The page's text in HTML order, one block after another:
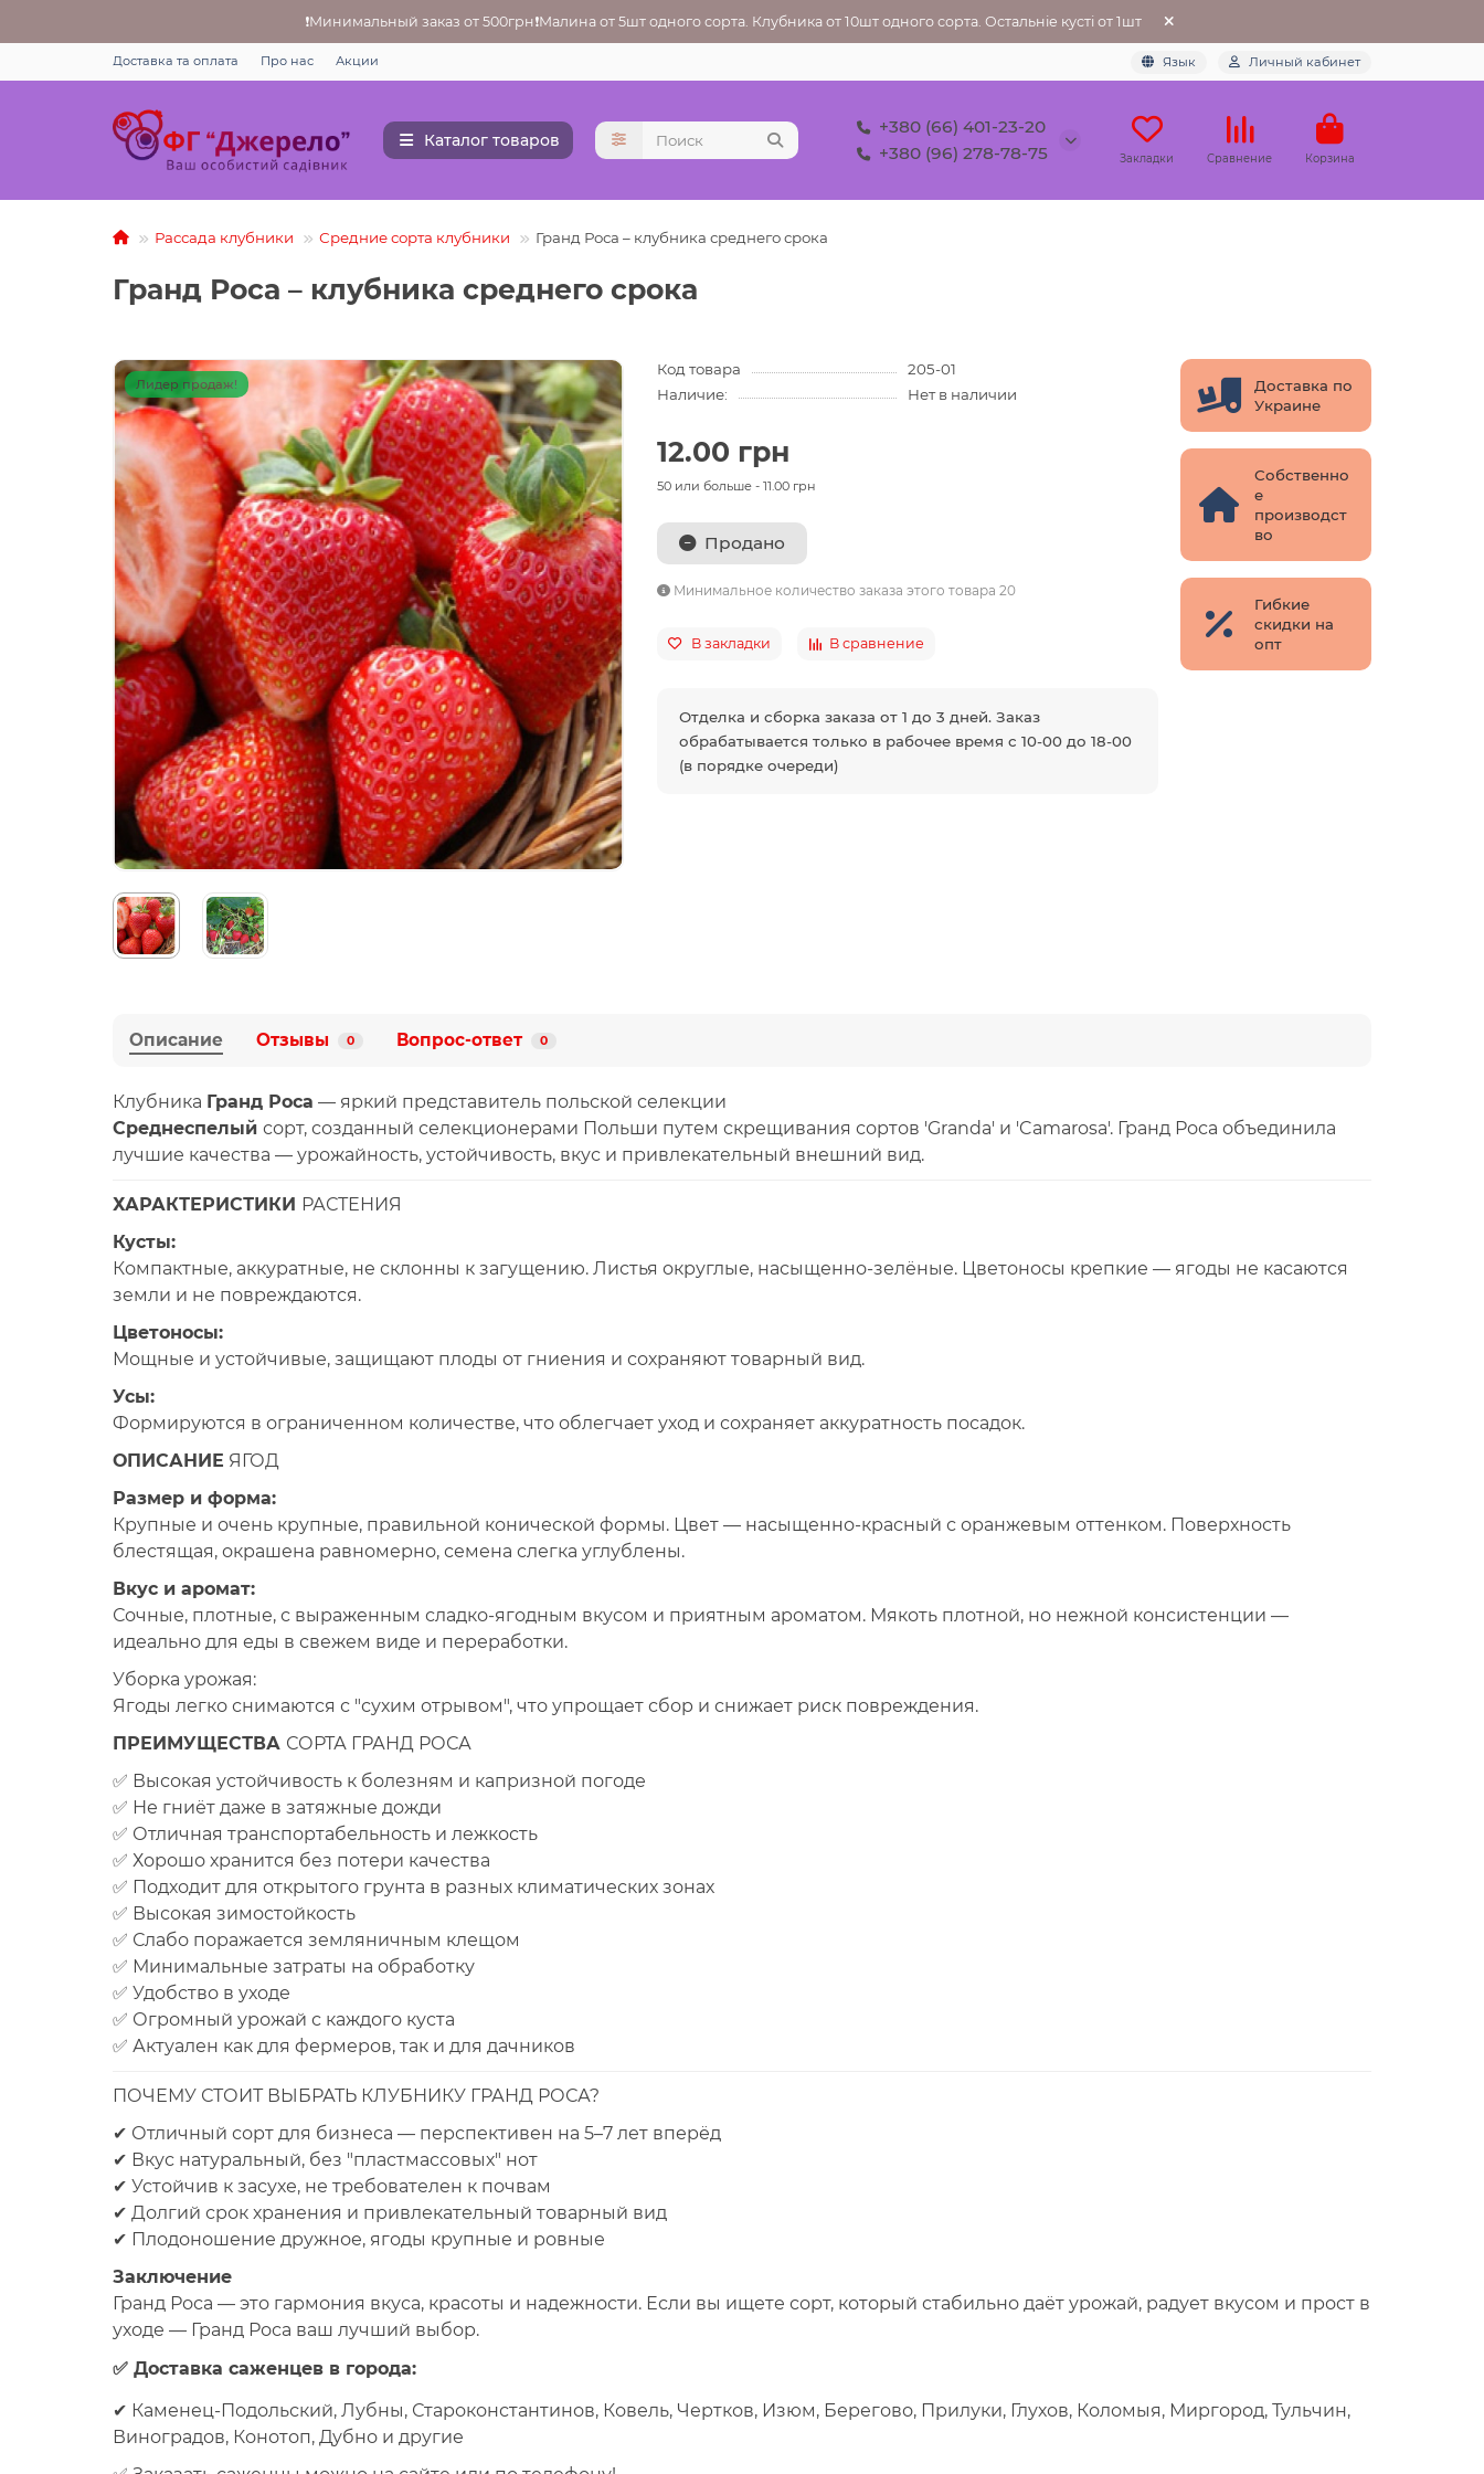
❗Минимальный заказ от 500грн❗Малина от 5шт одного сорта. Клубника от 10шт одного сорта. Остальніе кусті от 1шт
Доставка та оплата Про нас Акции Язык Личный кабинет
Каталог товаров
+380 (66) 401-23-20
+380 (96) 278-78-75
Закладки Сравнение Корзина
Рассада клубники Средние сорта клубники Гранд Роса – клубника среднего срока
Гранд Роса – клубника среднего срока
Лидер продаж!
Код товара
205-01
Наличие:
Нет в наличии
12.00 грн
50 или больше - 11.00 грн
Продано
Минимальное количество заказа этого товара 20
В закладки В сравнение
Отделка и сборка заказа от 1 до 3 дней. Заказ
обрабатывается только в рабочее время с 10-00 до 18-00
(в порядке очереди)
Доставка по
Украине
Собственно
е
производст
во
Гибкие
скидки на
опт
Описание Отзывы 0 Вопрос-ответ 0
Клубника Гранд Роса — яркий представитель польской селекции
Среднеспелый сорт, созданный селекционерами Польши путем скрещивания сортов 'Granda' и 'Camarosa'. Гранд Роса объединила
лучшие качества — урожайность, устойчивость, вкус и привлекательный внешний вид.
ХАРАКТЕРИСТИКИ РАСТЕНИЯ
Кусты:
Компактные, аккуратные, не склонны к загущению. Листья округлые, насыщенно-зелёные. Цветоносы крепкие — ягоды не касаются
земли и не повреждаются.
Цветоносы:
Мощные и устойчивые, защищают плоды от гниения и сохраняют товарный вид.
Усы:
Формируются в ограниченном количестве, что облегчает уход и сохраняет аккуратность посадок.
ОПИСАНИЕ ЯГОД
Размер и форма:
Крупные и очень крупные, правильной конической формы. Цвет — насыщенно-красный с оранжевым оттенком. Поверхность
блестящая, окрашена равномерно, семена слегка углублены.
Вкус и аромат:
Сочные, плотные, с выраженным сладко-ягодным вкусом и приятным ароматом. Мякоть плотной, но нежной консистенции —
идеально для еды в свежем виде и переработки.
Уборка урожая:
Ягоды легко снимаются с "сухим отрывом", что упрощает сбор и снижает риск повреждения.
ПРЕИМУЩЕСТВА СОРТА ГРАНД РОСА
✅ Высокая устойчивость к болезням и капризной погоде
✅ Не гниёт даже в затяжные дожди
✅ Отличная транспортабельность и лежкость
✅ Хорошо хранится без потери качества
✅ Подходит для открытого грунта в разных климатических зонах
✅ Высокая зимостойкость
✅ Слабо поражается земляничным клещом
✅ Минимальные затраты на обработку
✅ Удобство в уходе
✅ Огромный урожай с каждого куста
✅ Актуален как для фермеров, так и для дачников
ПОЧЕМУ СТОИТ ВЫБРАТЬ КЛУБНИКУ ГРАНД РОСА?
✔ Отличный сорт для бизнеса — перспективен на 5–7 лет вперёд
✔ Вкус натуральный, без "пластмассовых" нот
✔ Устойчив к засухе, не требователен к почвам
✔ Долгий срок хранения и привлекательный товарный вид
✔ Плодоношение дружное, ягоды крупные и ровные
Заключение
Гранд Роса — это гармония вкуса, красоты и надежности. Если вы ищете сорт, который стабильно даёт урожай, радует вкусом и прост в
уходе — Гранд Роса ваш лучший выбор.
✅ Доставка саженцев в города:
✔ Каменец-Подольский, Лубны, Староконстантинов, Ковель, Чертков, Изюм, Берегово, Прилуки, Глухов, Коломыя, Миргород, Тульчин,
Виноградов, Конотоп, Дубно и другие